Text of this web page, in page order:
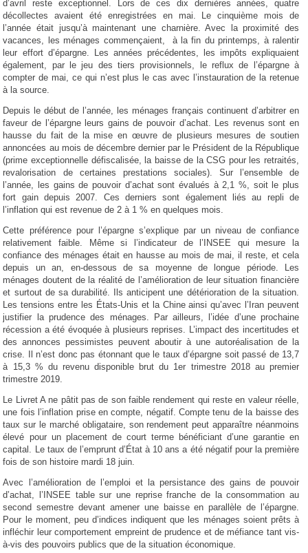
d’avril reste exceptionnel. Lors de ces dix dernières années, quatre
décollectes avaient été enregistrées en mai. Le cinquième mois de
l’année était jusqu’à maintenant une charnière. Avec la proximité des
vacances, les ménages commençaient, à la fin du printemps, à ralentir
leur effort d’épargne. Les années précédentes, les impôts expliquaient
également, par le jeu des tiers provisionnels, le reflux de l’épargne à
compter de mai, ce qui n’est plus le cas avec l’instauration de la retenue
à la source.
Depuis le début de l’année, les ménages français continuent d’arbitrer en
faveur de l’épargne leurs gains de pouvoir d’achat. Les revenus sont en
hausse du fait de la mise en œuvre de plusieurs mesures de soutien
annoncées au mois de décembre dernier par le Président de la République
(prime exceptionnelle défiscalisée, la baisse de la CSG pour les retraités,
revalorisation de certaines prestations sociales). Sur l’ensemble de
l’année, les gains de pouvoir d’achat sont évalués à 2,1 %, soit le plus
fort gain depuis 2007. Ces derniers sont également liés au repli de
l’inflation qui est revenue de 2 à 1 % en quelques mois.
Cette préférence pour l’épargne s’explique par un niveau de confiance
relativement faible. Même si l’indicateur de l’INSEE qui mesure la
confiance des ménages était en hausse au mois de mai, il reste, et cela
depuis un an, en-dessous de sa moyenne de longue période. Les
ménages doutent de la réalité de l’amélioration de leur situation financière
et surtout de sa durabilité. Ils anticipent une détérioration de la situation.
Les tensions entre les États-Unis et la Chine ainsi qu’avec l’Iran peuvent
justifier la prudence des ménages. Par ailleurs, l’idée d’une prochaine
récession a été évoquée à plusieurs reprises. L’impact des incertitudes et
des annonces pessimistes peuvent aboutir à une autoréalisation de la
crise. Il n’est donc pas étonnant que le taux d’épargne soit passé de 13,7
à 15,3 % du revenu disponible brut du 1er trimestre 2018 au premier
trimestre 2019.
Le Livret A ne pâtit pas de son faible rendement qui reste en valeur réelle,
une fois l’inflation prise en compte, négatif. Compte tenu de la baisse des
taux sur le marché obligataire, son rendement peut apparaître néanmoins
élevé pour un placement de court terme bénéficiant d’une garantie en
capital. Le taux de l’emprunt d’État à 10 ans a été négatif pour la première
fois de son histoire mardi 18 juin.
Avec l’amélioration de l’emploi et la persistance des gains de pouvoir
d’achat, l’INSEE table sur une reprise franche de la consommation au
second semestre devant amener une baisse en parallèle de l’épargne.
Pour le moment, peu d’indices indiquent que les ménages soient prêts à
infléchir leur comportement empreint de prudence et de méfiance tant vis-
à-vis des pouvoirs publics que de la situation économique.